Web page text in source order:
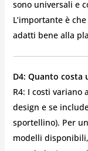
sono universali e
L’importante è
adatti bene alla
D4: Quanto costa
R4: I costi variano
design e se
sportellino). Per
modelli